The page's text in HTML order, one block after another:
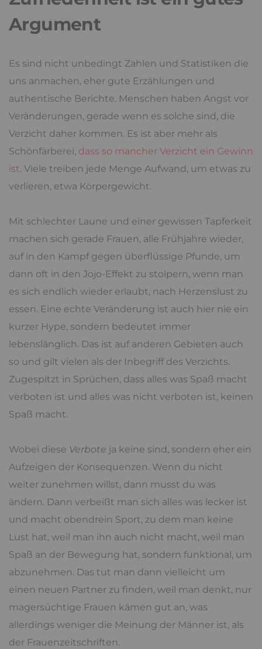
Argument
Es sind nicht unbedingt Zahlen und Statistiken die
uns anmachen, eher gute Erzählungen und
authentische Berichte. Menschen haben Angst vor
Veränderungen, gerade wenn es solche sind, die
Verzicht daher kommen. Es ist aber mehr als
Schönfärberei, dass so mancher Verzicht ein Gewinn
ist. Viele treiben jede Menge Aufwand, um etwas zu
verlieren, etwa Körpergewicht.
Mit schlechter Laune und einer gewissen Tapferkeit
machen sich gerade Frauen, alle Frühjahre wieder,
auf in den Kampf gegen überflüssige Pfunde, um
dann oft in den Jojo-Effekt zu stolpern, wenn man
es sich endlich wieder erlaubt, nach Herzenslust zu
essen. Eine echte Veränderung ist auch hier nie ein
kurzer Hype, sondern bedeutet immer
lebenslänglich. Das ist auf anderen Gebieten auch
so und gilt vielen als der Inbegriff des Verzichts.
Zugespitzt in Sprüchen, dass alles was Spaß macht
verboten ist und alles was nicht verboten ist, keinen
Spaß macht.
Wobei diese Verbote ja keine sind, sondern eher ein
Aufzeigen der Konsequenzen. Wenn du nicht
weiter zunehmen willst, dann musst du was
ändern. Dann verbeißt man sich alles was lecker ist
und macht obendrein Sport, zu dem man keine
Lust hat, weil man ihn auch nicht macht, weil man
Spaß an der Bewegung hat, sondern funktional, um
abzunehmen. Das tut man dann vielleicht um
einen neuen Partner zu finden, weil man denkt, nur
magersüchtige Frauen kämen gut an, was
allerdings weniger die Meinung der Männer ist, als
der Frauenzeitschriften.